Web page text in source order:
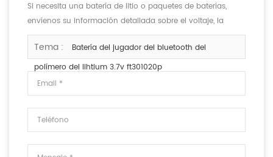
Si necesita una batería de litio o paquetes de baterías,
envíenos su información detallada sobre el voltaje, la
capacidad y el tamaño.
Tema :
Batería del jugador del bluetooth del
polímero del lihtium 3.7v ft301020p